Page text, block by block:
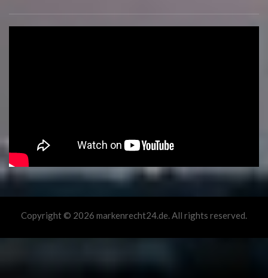
Copyright © 2026 markenrecht24.de. All rights reserved.